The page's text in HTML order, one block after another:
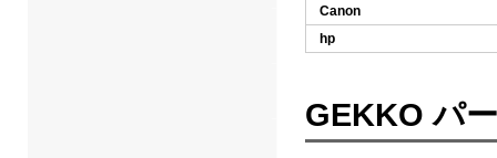
Canon
hp
GEKKO パ